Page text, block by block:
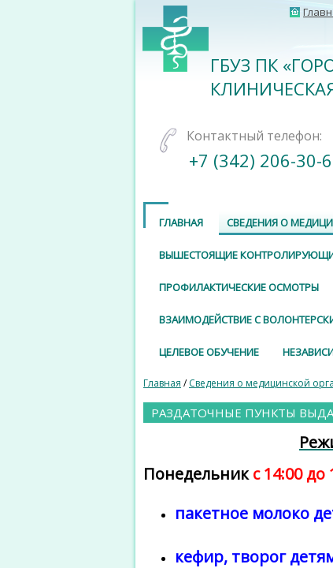
ГБУЗ ПК
Контактный телефон:
+7 (342) 206-30-
ГЛАВНАЯ СВЕДЕНИЯ О
ВЫШЕСТОЯЩИЕ
ПРОФИЛАКТИЧЕСКИЕ ОСМОТРЫ
ВЗАИМОДЕЙСТВИЕ С
ЦЕЛЕВОЕ ОБУЧЕНИЕ
Главная /Сведения о медицинской
РАЗДАТОЧНЫЕ ПУНКТЫ
Понедельникс 14:00 до
пакетное молоко
кефир, творог